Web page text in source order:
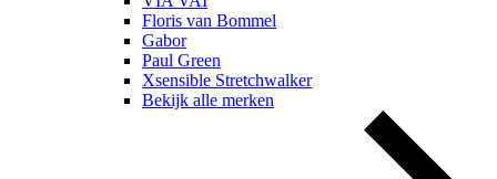
Floris van Bommel
Gabor
Paul Green
Xsensible Stretchwalker
Bekijk alle merken